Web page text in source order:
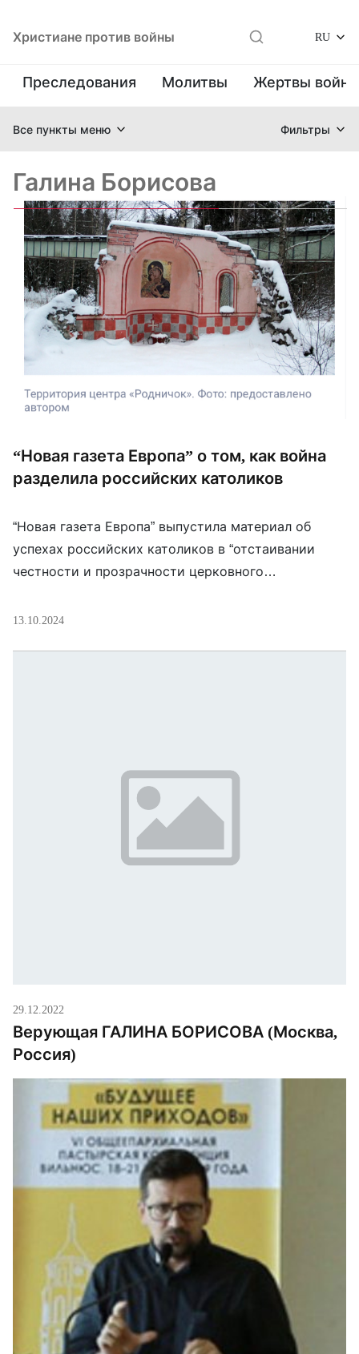
Христиане против войны RU
Преследования Молитвы Жертвы
Все пункты меню Фильтры
Галина Борисова
“Новая газета Европа” о том, как война
разделила российских католиков
“Новая газета Европа” выпустила материал об
успехах российских католиков в “отстаивании
честности и прозрачности церковного
отношению Католической церкви в России к войне
13.10.2024
29.12.2022
Верующая ГАЛИНА БОРИСОВА (Москва,
Россия)